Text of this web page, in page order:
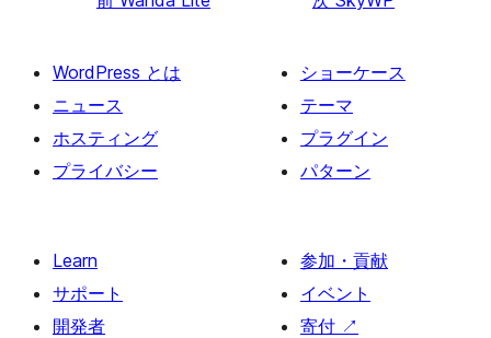
WordPress とは
ニュース
ホスティング
プライバシー
ショーケース
テーマ
プラグイン
パターン
Learn
サポート
開発者
参加・貢献
イベント
寄付 ↗